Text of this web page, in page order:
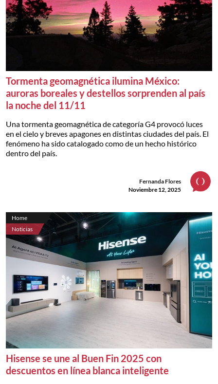
Tormenta geomagnética ilumina México:
auroras boreales y destellos sorprenden al país
la noche del 11/11
Una tormenta geomagnética de categoría G4 provocó luces
en el cielo y breves apagones en distintas ciudades del país. El
fenómeno ha sido catalogado como de un hecho histórico
dentro del país.
Fernanda Flores
Noviembre 12, 2025
Home
Noticias
Hisense se une al Buen Fin 2025 con
descuentos en línea blanca inteligente